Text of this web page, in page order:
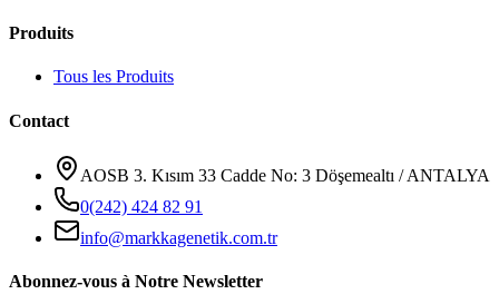
Produits
Tous les Produits
Contact
AOSB 3. Kısım 33 Cadde No: 3 Döşemealtı / ANTALYA
0(242) 424 82 91
info@markkagenetik.com.tr
Abonnez-vous à Notre Newsletter